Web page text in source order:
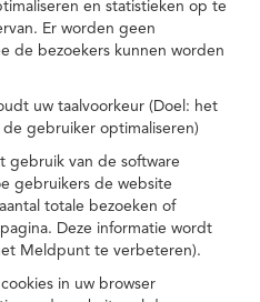
en statistieken op te
Er worden geen
de bezoekers kunnen worden
uw taalvoorkeur (Doel: het
gebruiker optimaliseren)
gebruik van de software
gebruikers de website
totale bezoeken of
Deze informatie wordt
Meldpunt te verbeteren).
in uw browser